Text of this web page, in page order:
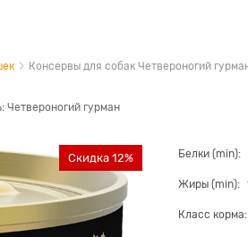
Консервы для собак Четвероногий
Четвероногий гурман
Скидка 12% Белки (min):
Жиры (min):
Класс корма: